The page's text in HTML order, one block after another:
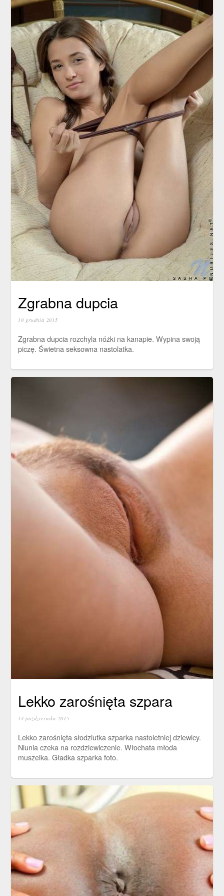
Zgrabna dupcia
10 grudnia 2015
Zgrabna dupcia rozchyla nóżki na kanapie. Wypina swoją
piczę. Świetna seksowna nastolatka.
Lekko zarośnięta szpara
14 października 2015
Lekko zarośnięta słodziutka szparka nastoletniej dziewicy.
Niunia czeka na rozdziewiczenie. Włochata młoda
muszelka. Gładka szparka foto.